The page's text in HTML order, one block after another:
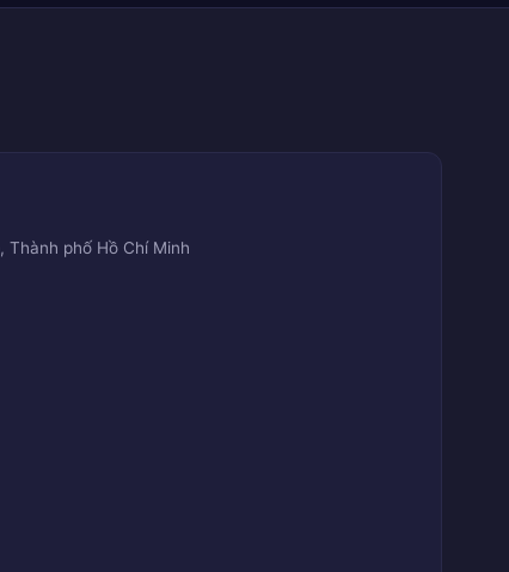
Thành phố Hồ Chí Minh